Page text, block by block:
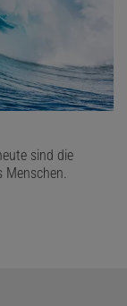
sind die